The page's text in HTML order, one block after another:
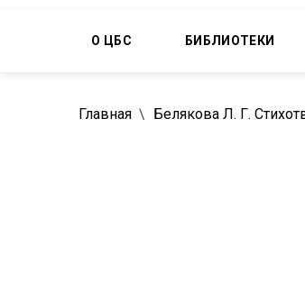
О ЦБС БИБЛИОТЕКИ
Главная Белякова Л. Г.